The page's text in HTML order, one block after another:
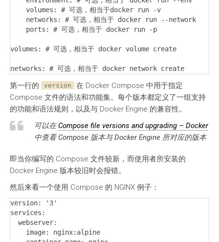
volumes: # 可选，相当于 docker volume create
networks: # 可选，相当于 docker network create
第一行的 version
在 Docker Compose 中用于指定
Compose 文件的语法和功能集。每个版本都定义了一组支持
的功能和语法规则，以及与 Docker Engine 的兼容性。
可以在Compose file versions and upgrading – Docker
中查看 Compose 版本与 Docker Engine 所对应的版本
即当你编写的 Compose 文件较新，而使用者所安装的
Docker Engine 版本较旧时会报错。
然后来看一个使用 Compose 的 NGINX 例子：
version: '3'
services: